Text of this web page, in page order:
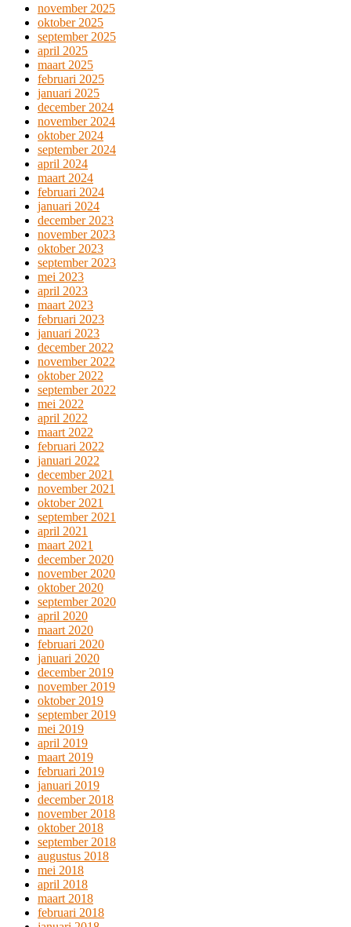
november 2025
oktober 2025
september 2025
april 2025
maart 2025
februari 2025
januari 2025
december 2024
november 2024
oktober 2024
september 2024
april 2024
maart 2024
februari 2024
januari 2024
december 2023
november 2023
oktober 2023
september 2023
mei 2023
april 2023
maart 2023
februari 2023
januari 2023
december 2022
november 2022
oktober 2022
september 2022
mei 2022
april 2022
maart 2022
februari 2022
januari 2022
december 2021
november 2021
oktober 2021
september 2021
april 2021
maart 2021
december 2020
november 2020
oktober 2020
september 2020
april 2020
maart 2020
februari 2020
januari 2020
december 2019
november 2019
oktober 2019
september 2019
mei 2019
april 2019
maart 2019
februari 2019
januari 2019
december 2018
november 2018
oktober 2018
september 2018
augustus 2018
mei 2018
april 2018
maart 2018
februari 2018